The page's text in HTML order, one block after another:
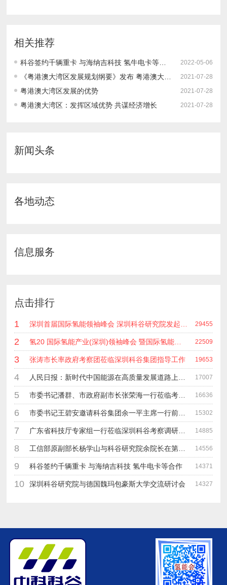
相关推荐
科谷签约千辆重卡 与海纳吉科技 氢牛电卡等合作 2022-05-06
《粤港澳大湾区发展规划纲要》发布 粤港澳大湾区竞争优势明显 2021-07-28
粤港澳大湾区发展的优势 2021-07-28
粤港澳大湾区：发挥区域优势 共谋经济增长 2021-07-28
新闻头条
各地动态
信息服务
点击排行
1 29455
2 氢20 国际氢能产业(深圳)领袖峰会 暨国际氢能产业链展览会 22509
3 张涛市长率政府考察团莅临深圳科谷集团指导工作 19653
4 17007
5 市委书记潘群、市政府副市长张荣海一行莅临考察指导工作 16636
6 市委书记王碧安邀请科谷集团余一平主席一行前往工业转移园考察合作 15302
7 广东省科技厅专家组一行莅临深圳科谷考察调研“未来能源中心”项目 14885
8 工信部原副部长杨学山与科谷研究院余院长在第九届中电博览会交流 14556
9 科谷签约千辆重卡 与海纳吉科技 氢牛电卡等合作 14371
10 深圳科谷研究院与德国魏玛包豪斯大学交流研讨会 14327